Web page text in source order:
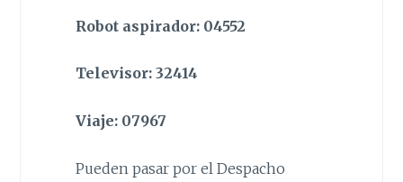
Robot aspirador: 04552
Televisor: 32414
Viaje: 07967
Pueden pasar por el Despacho